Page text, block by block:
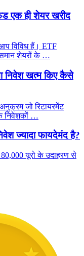
एक ही शेयर खरीद
विविध हैं। ETF
शेयरों के …
निवेश खत्म किए कैसे
जो रिटायरमेंट
निवेशकों …
ज्यादा फायदेमंद है?
80,000 यूरो के उदाहरण से